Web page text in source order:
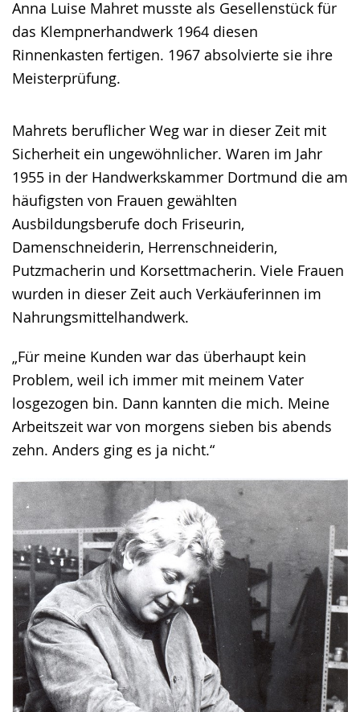
Anna Luise Mahret musste als Gesellenstück für
das Klempnerhandwerk 1964 diesen
Rinnenkasten fertigen. 1967 absolvierte sie ihre
Meisterprüfung.
Mahrets beruflicher Weg war in dieser Zeit mit
Sicherheit ein ungewöhnlicher. Waren im Jahr
1955 in der Handwerkskammer Dortmund die am
häufigsten von Frauen gewählten
Ausbildungsberufe doch Friseurin,
Damenschneiderin, Herrenschneiderin,
Putzmacherin und Korsettmacherin. Viele Frauen
wurden in dieser Zeit auch Verkäuferinnen im
Nahrungsmittelhandwerk.
„Für meine Kunden war das überhaupt kein
Problem, weil ich immer mit meinem Vater
losgezogen bin. Dann kannten die mich. Meine
Arbeitszeit war von morgens sieben bis abends
zehn. Anders ging es ja nicht.“